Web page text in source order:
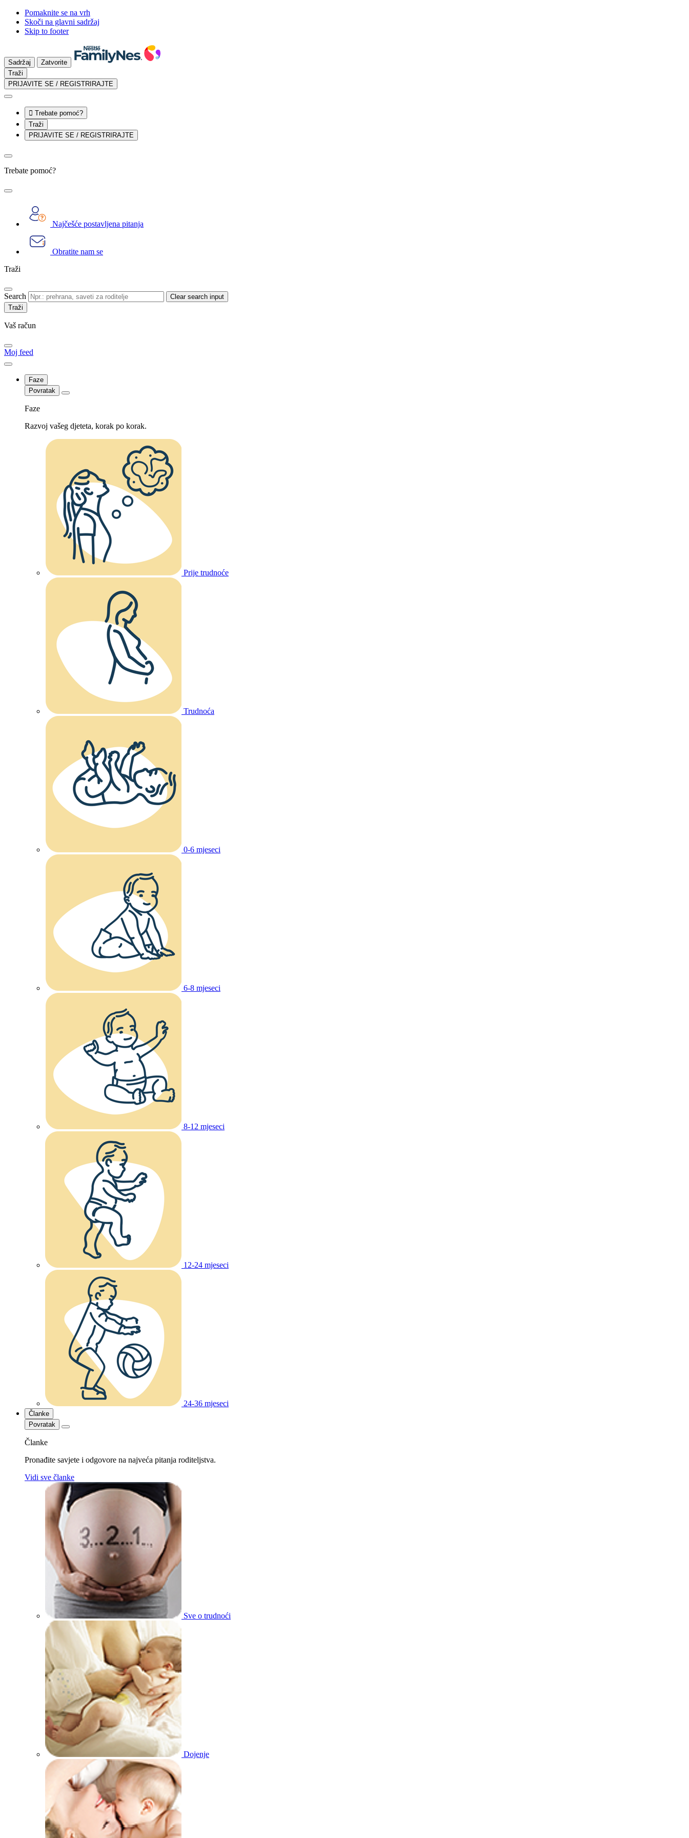
Pomaknite se na vrh
Skoči na glavni sadržaj
Skip to footer
Sadržaj
Zatvorite
Traži
PRIJAVITE SE / REGISTRIRAJTE
 Trebate pomoć?
Traži
PRIJAVITE SE / REGISTRIRAJTE
Trebate pomoć?
Najčešće postavljena pitanja
Obratite nam se
Traži
Search Clear search input
Vaš račun
Moj feed
Faze
Povratak
Faze
Razvoj vašeg djeteta, korak po korak.
Prije trudnoće
Trudnoća
0-6 mjeseci
6-8 mjeseci
8-12 mjeseci
12-24 mjeseci
24-36 mjeseci
Članke
Povratak
Članke
Pronađite savjete i odgovore na najveća pitanja roditeljstva.
Vidi sve članke
Sve o trudnoći
Dojenje